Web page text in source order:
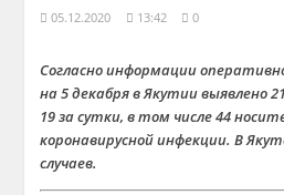
05.12.2020 13:42 0
Согласно информации
на 5 декабря в Якутии выявлено
19 за сутки, в том числе 44
коронавирусной инфекции. В
случаев.